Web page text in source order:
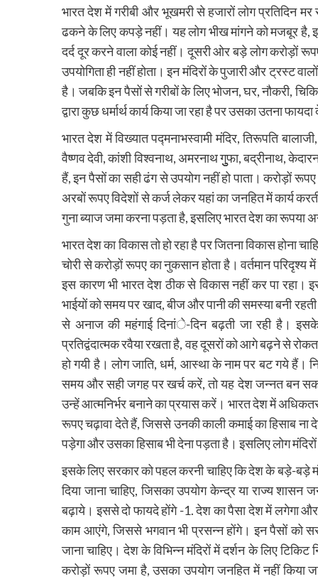
भारत देश में गरीबी और भूखमरी से हजारों लोग प्रतिदिन
ढकने के लिए कपड़े नहीं। यह लोग भीख मांगने को मजबूर है,
दर्द दूर करने वाला कोई नहीं। दूसरी ओर बड़े लोग करोड़ों
उपयोगिता ही नहीं होता। इन मंदिरों के पुजारी और ट्रस्ट
है। जबकि इन पैसों से गरीबों के लिए भोजन, घर, नौकरी,
द्वारा कुछ धर्मार्थ कार्य किया जा रहा है पर उसका उतना
भारत देश में विख्यात पद्मनाभस्वामी मंदिर, तिरूपति
वैष्णव देवी, कांशी विश्वनाथ, अमरनाथ गुुुफा, बद्रीनाथ,
हैं, इन पैसों का सही ढंग से उपयोग नहीं हो पाता। करोड़ों
अरबों रूपए विदेशों से कर्ज लेकर यहां का जनहित में कार्य
गुना ब्याज जमा करना पड़ता है, इसलिए भारत देश का
भारत देश का विकास तो हो रहा है पर जितना विकास होना
चोरी से करोड़ों रूपए का नुकसान होता है। वर्तमान परिदृश्य
इस कारण भी भारत देश ठीक से विकास नहीं कर पा
भाईयों को समय पर खाद, बीज और पानी की समस्या बनी
से अनाज की महंगाई दिनांे-दिन बढ़ती जा रही है।
प्रतिद्वंदात्मक रवैया रखता है, वह दूसरों को आगे बढ़ने से
हो गयी है। लोग जाति, धर्म, आस्था के नाम पर बट गये हैं।
समय और सही जगह पर खर्च करें, तो यह देश जन्नत बन
उन्हें आत्मनिर्भर बनाने का प्रयास करें। भारत देश में
रूपए चढ़ावा देते हैं, जिससे उनकी काली कमाई का हिसाब
पड़ेगा और उसका हिसाब भी देना पड़ता है। इसलिए लोग
इसके लिए सरकार को पहल करनी चाहिए कि देश के बड़े-बड़े
दिया जाना चाहिए, जिसका उपयोग केन्द्र या राज्य
बढ़ाये। इससे दो फायदे होंगे -1. देश का पैसा देश में लगेगा
काम आएंगे, जिससे भगवान भी प्रसन्न होंगे। इन पैसों को
जाना चाहिए। देश के विभिन्न मंदिरों में दर्शन के लिए
करोड़ों रूपए जमा है, उसका उपयोग जनहित में नहीं किया